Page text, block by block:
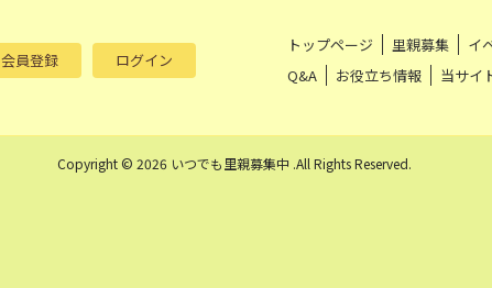
会員登録 ログイン
トップページ 里親募集 イ
Q&A
お役立ち情報 当サイ
Copyright © 2026 いつでも里親募集中 .All Rights Reserved.